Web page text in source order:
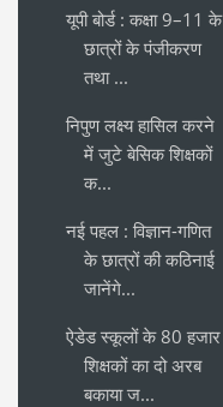
यूपी बोर्ड : कक्षा 9–11 के
छात्रों के पंजीकरण
तथा ...
निपुण लक्ष्य हासिल करने
में जुटे बेसिक शिक्षकों
क...
नई पहल : विज्ञान-गणित
के छात्रों की कठिनाई
जानेंगे...
ऐडेड स्कूलों के 80 हजार
शिक्षकों का दो अरब
बकाया ज...